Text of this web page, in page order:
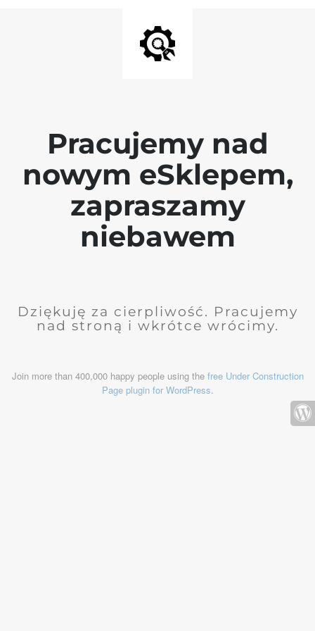
Pracujemy nad
nowym eSklepem,
zapraszamy
niebawem
Dziękuję za cierpliwość. Pracujemy
nad stroną i wkrótce wrócimy.
Join more than 400,000 happy people using the free Under Construction
Page plugin for WordPress.